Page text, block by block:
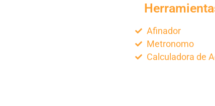
Afinador
Metronomo
Calculadora de